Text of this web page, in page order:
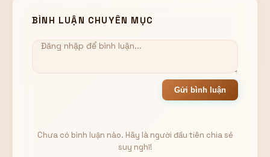
BÌNH LUẬN CHUYÊN MỤC
Gửi bình luận
Chưa có bình luận nào. Hãy là người đầu tiên chia sẻ
suy nghĩ!